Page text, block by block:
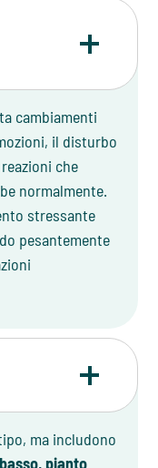
cambiamenti
il disturbo
che
normalmente.
stressante
pesantemente
ma includono
pianto